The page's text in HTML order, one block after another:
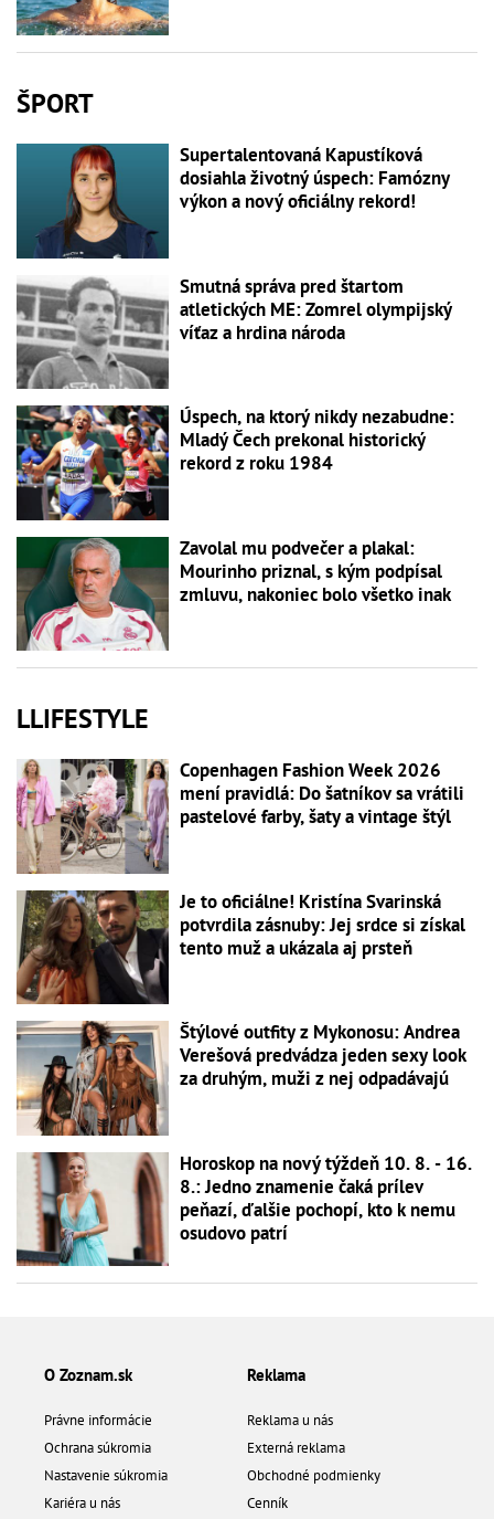
ŠPORT
Supertalentovaná Kapustíková
dosiahla životný úspech: Famózny
výkon a nový oficiálny rekord!
Smutná správa pred štartom
atletických ME: Zomrel olympijský
víťaz a hrdina národa
Úspech, na ktorý nikdy nezabudne:
Mladý Čech prekonal historický
rekord z roku 1984
Zavolal mu podvečer a plakal:
Mourinho priznal, s kým podpísal
zmluvu, nakoniec bolo všetko inak
LLIFESTYLE
Copenhagen Fashion Week 2026
mení pravidlá: Do šatníkov sa vrátili
pastelové farby, šaty a vintage štýl
Je to oficiálne! Kristína Svarinská
potvrdila zásnuby: Jej srdce si získal
tento muž a ukázala aj prsteň
Štýlové outfity z Mykonosu: Andrea
Verešová predvádza jeden sexy look
za druhým, muži z nej odpadávajú
Horoskop na nový týždeň 10. 8. - 16.
8.: Jedno znamenie čaká prílev
peňazí, ďalšie pochopí, kto k nemu
osudovo patrí
O Zoznam.sk
Právne informácie
Ochrana súkromia
Nastavenie súkromia
Kariéra u nás
Reklama
Reklama u nás
Externá reklama
Obchodné podmienky
Cenník